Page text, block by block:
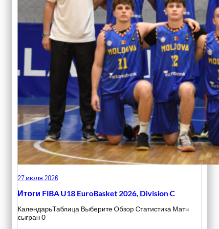
27 июля 2026
Итоги FIBA U18 EuroBasket 2026, Division C
КалендарьТаблица Выберите Обзор Статистика Матч
сыгран 0